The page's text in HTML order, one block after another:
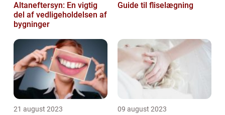
Altaneftersyn: En vigtig
del af vedligeholdelsen af
bygninger
Guide til fliselægning
21 august 2023 09 august 2023